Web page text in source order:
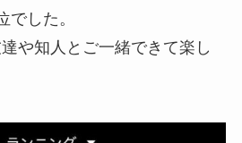
でした。
や知人とご一緒できて楽し